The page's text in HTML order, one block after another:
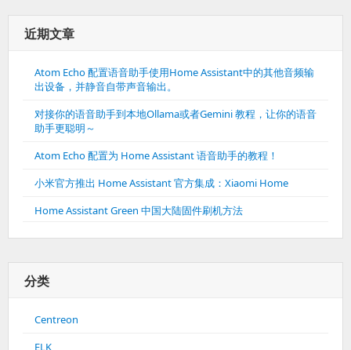
近期文章
Atom Echo 配置语音助手使用Home Assistant中的其他音频输
出设备，并静音自带声音输出。
对接你的语音助手到本地Ollama或者Gemini 教程，让你的语音
助手更聪明～
Atom Echo 配置为 Home Assistant 语音助手的教程！
小米官方推出 Home Assistant 官方集成：Xiaomi Home
Home Assistant Green 中国大陆固件刷机方法
分类
Centreon
ELK